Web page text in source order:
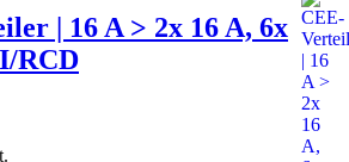
| 16 A > 2x 16 A, 6x
RCD